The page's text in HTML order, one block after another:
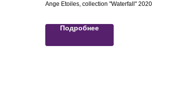
Ange Etoiles, collection "Waterfall" 2020
Подробнее